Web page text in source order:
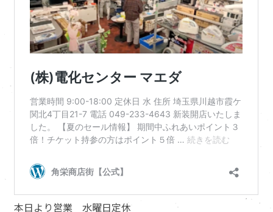
本日より営業 水曜日定休